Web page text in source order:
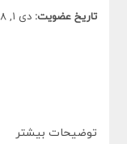
تاریخ عضویت: دی ۱, ۱۳۹۸
توضیحات بیشتر